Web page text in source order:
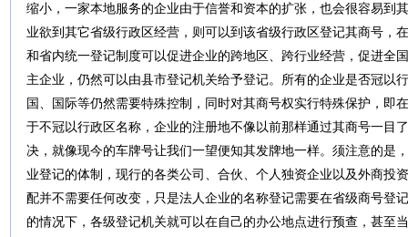
缩小，一家本地服务的企业由于信誉和资本的扩张，也会很容易到
业欲到其它省级行政区经营，则可以到该省级行政区登记其商号，
和省内统一登记制度可以促进企业的跨地区、跨行业经营，促进全
主企业，仍然可以由县市登记机关给予登记。所有的企业是否冠以
国、国际等仍然需要特殊控制，同时对其商号权实行特殊保护，即
于不冠以行政区名称，企业的注册地不像以前那样通过其商号一目
决，就像现今的车牌号让我们一望便知其发牌地一样。须注意的是
业登记的体制，现行的各类公司、合伙、个人独资企业以及外商投
配并不需要任何改变，只是法人企业的名称登记需要在省级商号登
的情况下，各级登记机关就可以在自己的办公地点进行预查，甚至